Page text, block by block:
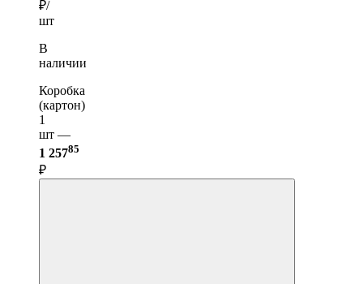
₽/
шт
В
наличии
Коробка
(картон)
1
шт —
1 25785
₽